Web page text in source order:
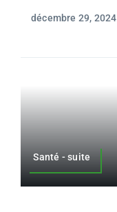
décembre 29, 2024
Santé - suite